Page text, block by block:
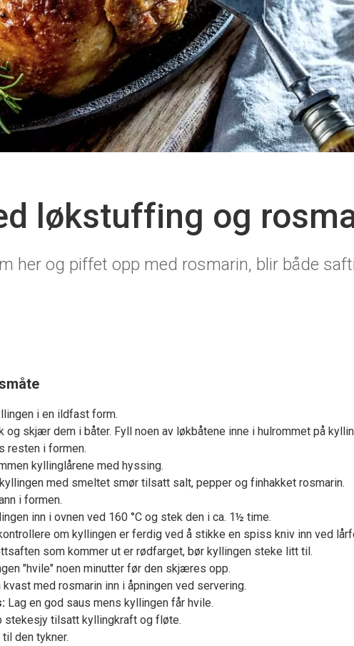
løkstuffing og
her og piffet opp med rosmarin, blir både
i en ildfast form.
og skjær dem i båter. Fyll noen av løkbåtene inne i hulrommet på
resten i formen.
kyllinglårene med hyssing.
med smeltet smør tilsatt salt, pepper og finhakket rosmarin.
i formen.
inn i ovnen ved 160 °C og stek den i ca. 1½ time.
om kyllingen er ferdig ved å stikke en spiss kniv inn ved
som kommer ut er rødfarget, bør kyllingen steke litt til.
"hvile" noen minutter før den skjæres opp.
kvast med rosmarin inn i åpningen ved servering.
Lag en god saus mens kyllingen får hvile.
stekesjy tilsatt kyllingkraft og fløte.
den tykner.